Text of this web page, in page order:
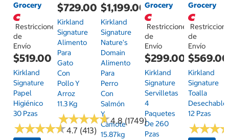
Grocery
Restricciones
de
Envío
$519.00
Kirkland
Signature
Papel
Higiénico
30 Pzas
★★★★★
★★★★★4.7 (413)
$729.00
Kirkland
Signature
Alimento
Para
Gato
Con
Pollo Y
Arroz
11.3 Kg
★★★★★
★★★★★4.8 (1749)
$1,199.00
Kirkland
Signature
Nature's
Domain
Alimento
Para
Perro
Con
Salmón
Y
Camote
15.87kg
Grocery
Restricciones
de
Envío
$299.00
Kirkland
Signature
Servilletas
4
Paquetes
De 260
Pzas
Grocery
de
Envío
$569.00
Kirkland
Signature
Toalla
Desechable
12 Pzas
★★★
★★★